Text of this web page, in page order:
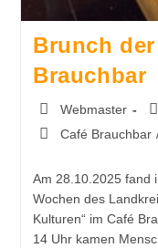
Brunch
Brauchbar
Webmaster
Café Brauchbar
Am 28.10.2025 fand
Wochen des
Kulturen“ im Café
14 Uhr kamen